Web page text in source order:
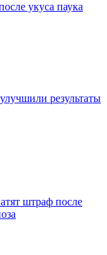
укуса паука
результаты
штраф после